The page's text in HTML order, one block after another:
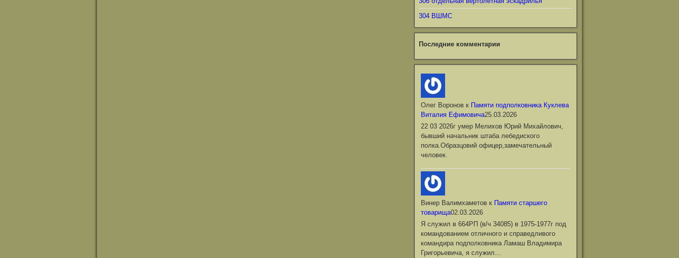
304 ВШМС
Последние комментарии
Олег Вороновк Памяти подполковника Куклева
Виталия Ефимовича25.03.2026
22 03 2026г умер Мелихов Юрий Михайлович,
бывший начальник штаба лебедиского
полка.Образцовий офицер,замечательный
человек.
Винер Валимхаметовк Памяти старшего
товарища02.03.2026
Я служил в 664РП (в/ч 34085) в 1975-1977г под
командованием отличного и справедливого
командира подполковника Ламаш Владимира
Григорьевича, я служил…